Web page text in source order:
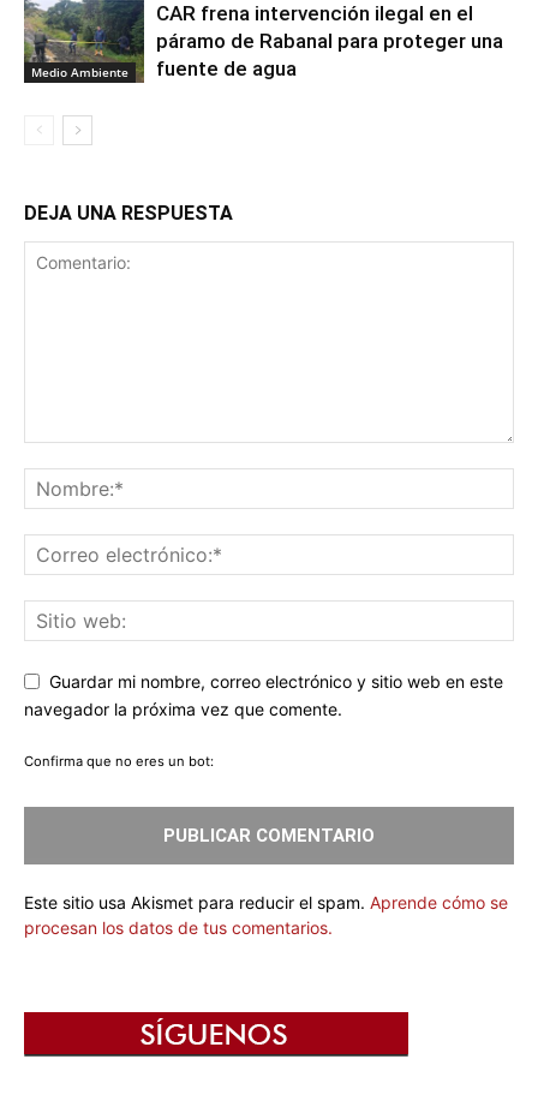
Medio Ambiente
CAR frena intervención ilegal en el
páramo de Rabanal para proteger una
fuente de agua
DEJA UNA RESPUESTA
Guardar mi nombre, correo electrónico y sitio web en este
navegador la próxima vez que comente.
Confirma que no eres un bot:
Este sitio usa Akismet para reducir el spam. Aprende cómo se
procesan los datos de tus comentarios.